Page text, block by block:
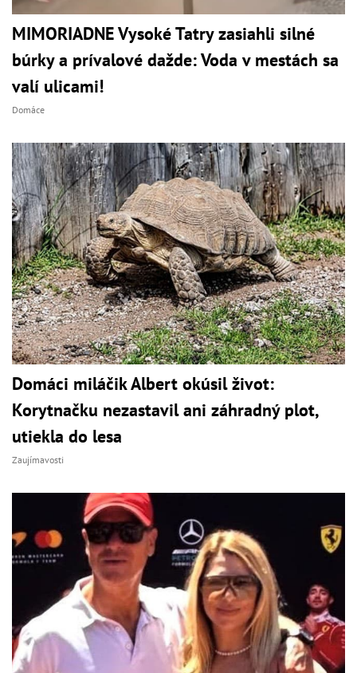
MIMORIADNE Vysoké Tatry zasiahli silné
búrky a prívalové dažde: Voda v mestách sa
valí ulicami!
Domáce
Domáci miláčik Albert okúsil život:
Korytnačku nezastavil ani záhradný plot,
utiekla do lesa
Zaujímavosti